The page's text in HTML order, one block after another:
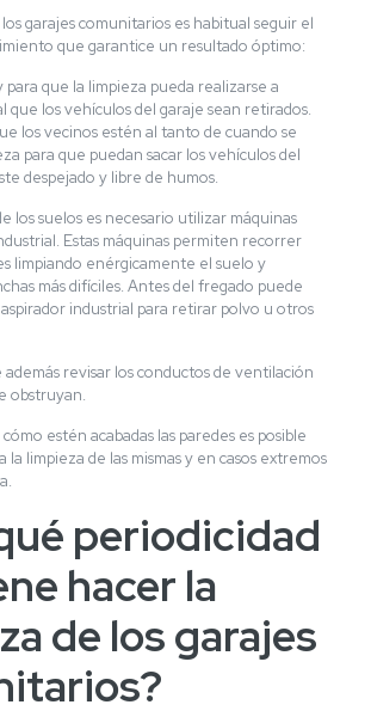
garajes comunitarios es habitual seguir el
que garantice un resultado óptimo:
para que la limpieza pueda realizarse a
que los vehículos del garaje sean retirados.
los vecinos estén al tanto de cuando se
para que puedan sacar los vehículos del
despejado y libre de humos.
los suelos es necesario utilizar máquinas
Estas máquinas permiten recorrer
limpiando enérgicamente el suelo y
más difíciles. Antes del fregado puede
industrial para retirar polvo u otros
además revisar los conductos de ventilación
obstruyan.
estén acabadas las paredes es posible
la limpieza de las mismas y en casos extremos
periodicidad
hacer la
de los garajes